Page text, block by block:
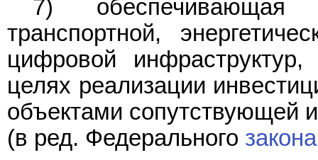
7) обеспечивающая
транспортной,
цифровой
целях реализации
объектами сопутствующей
(в ред. Федерального закона